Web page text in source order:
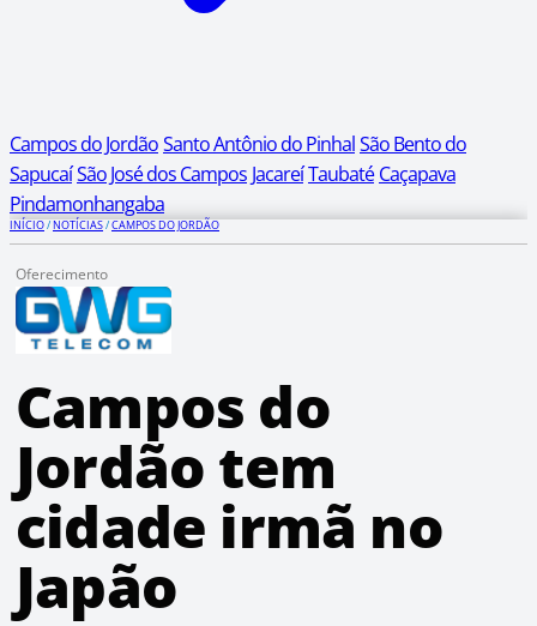
Campos do JordãoSanto Antônio do PinhalSão Bento do
SapucaíSão José dos Campos JacareíTaubaté Caçapava
Pindamonhangaba
INÍCIO/NOTÍCIAS/CAMPOS DO JORDÃO
Oferecimento
Campos do
Jordão tem
cidade irmã no
Japão